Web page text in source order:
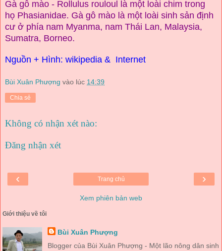
Gà gô mào - Rollulus rouloul là một loài chim trong
họ Phasianidae. Gà gô mào là một loài sinh sản định
cư ở phía nam Myanma, nam Thái Lan, Malaysia,
Sumatra, Borneo.
Nguồn + Hình: wikipedia & Internet
Bùi Xuân Phượng vào lúc 14:39
Chia sẻ
Không có nhận xét nào:
Đăng nhận xét
‹ ›
Trang chủ
Xem phiên bản web
Giới thiệu về tôi
Bùi Xuân Phượng
Blogger của Bùi Xuân Phượng - Một lão nông dân sinh